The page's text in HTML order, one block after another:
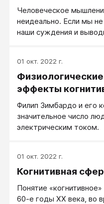
Человеческое
неидеально. Если мы
наши суждения и
01 окт. 2022 г.
эффекты
Филип Зимбардо и его
значительное число
электрическим током.
01 окт. 2022 г.
Когнитивная
Понятие
60-е годы XX века, во